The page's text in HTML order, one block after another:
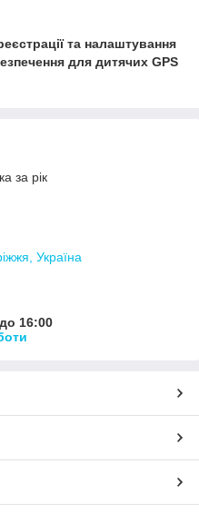
та налаштування
для дитячих GPS
за рік
Україна
16:00